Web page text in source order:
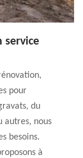
service
pour
du
autres, nous
besoins.
à